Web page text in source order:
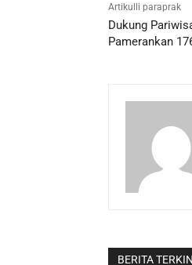
Artikulli paraprak
Dukung
Pamerankan
BERITA